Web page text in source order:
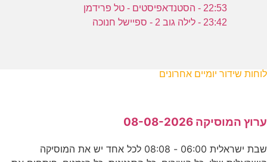
22:53 - הסטנדאפיסטים - טל פרידמן
23:42 - לילה גוב 2 - ספיישל חנוכה
לוחות שידור יומיים אחרונים
ערוץ המוסיקה 08-08-2026
שבת ישראלית 06:00 - 08:08 לכל אחד יש את המוסיקה